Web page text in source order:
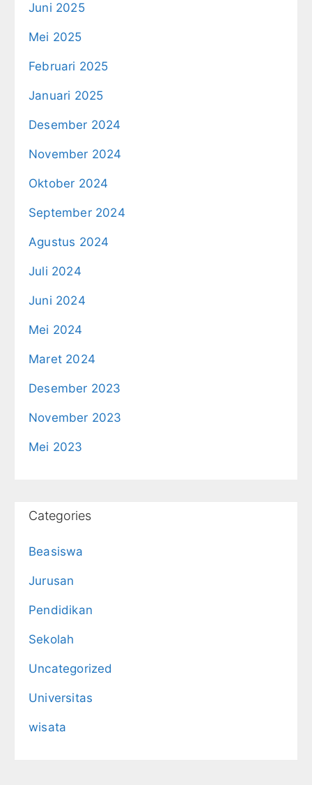
Juni 2025
Mei 2025
Februari 2025
Januari 2025
Desember 2024
November 2024
Oktober 2024
September 2024
Agustus 2024
Juli 2024
Juni 2024
Mei 2024
Maret 2024
Desember 2023
November 2023
Mei 2023
Categories
Beasiswa
Jurusan
Pendidikan
Sekolah
Uncategorized
Universitas
wisata